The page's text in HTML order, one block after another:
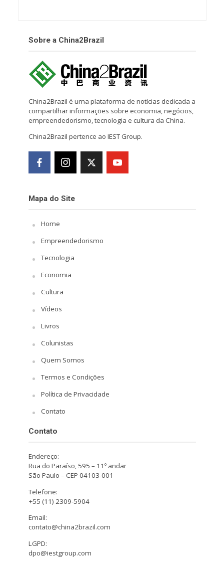
Sobre a China2Brazil
China2Brazil é uma plataforma de notícias dedicada a
compartilhar informações sobre economia, negócios,
empreendedorismo, tecnologia e cultura da China.
China2Brazil pertence ao IEST Group.
Mapa do Site
Home
Empreendedorismo
Tecnologia
Economia
Cultura
Vídeos
Livros
Colunistas
Quem Somos
Termos e Condições
Política de Privacidade
Contato
Contato
Endereço:
Rua do Paraíso, 595 – 11º andar
São Paulo – CEP 04103-001
Telefone:
+55 (11) 2309-5904
Email:
contato@china2brazil.com
LGPD:
dpo@iestgroup.com